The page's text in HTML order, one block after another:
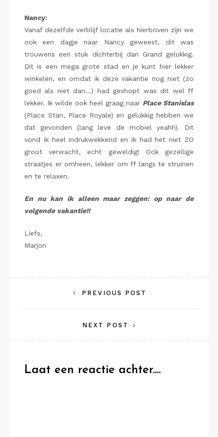
Nancy:
Vanaf dezelfde verblijf locatie als hierboven zijn we
ook een dagje naar Nancy geweest, dit was
trouwens een stuk dichterbij dan Grand gelukkig.
Dit is een mega grote stad en je kunt hier lekker
winkelen, en omdat ik deze vakantie nog niet (zo
goed als niet dan…) had geshopt was dit wel ff
lekker. Ik wilde ook heel graag naar Place Stanislas
(Place Stan, Place Royale) en gelukkig hebben we
dat gevonden (lang leve de mobiel yeahh). Dit
vond ik heel indrukwekkend en ik had het niet ZO
groot verwacht, echt geweldig! Ook gezellige
straatjes er omheen, lekker om ff langs te struinen
en te relaxen.
En nu kan ik alleen maar zeggen: op naar de
volgende vakantie!!
Liefs,
Marjon
navigatie
PREVIOUS POST
NEXT POST
Laat een reactie achter....